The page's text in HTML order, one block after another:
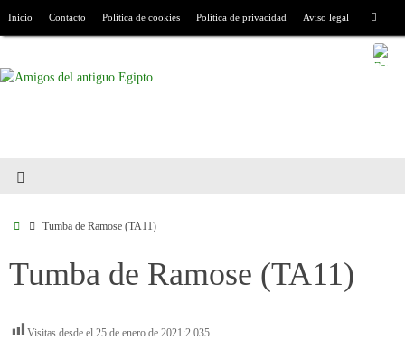
Inicio Contacto Política de cookies Política de privacidad Aviso legal
Tumba de Ramose (TA11)
Tumba de Ramose (TA11)
Visitas desde el 25 de enero de 2021:2.035